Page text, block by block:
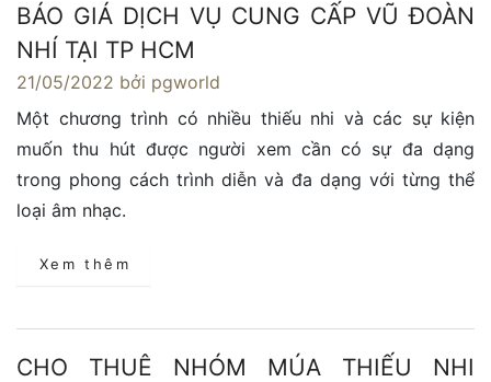
BÁO GIÁ DỊCH VỤ CUNG CẤP VŨ ĐOÀN
NHÍ TẠI TP HCM
21/05/2022 bởi pgworld
Một chương trình có nhiều thiếu nhi và các sự kiện
muốn thu hút được người xem cần có sự đa dạng
trong phong cách trình diễn và đa dạng với từng thể
loại âm nhạc.
Xem thêm
CHO THUÊ NHÓM MÚA THIẾU NHI